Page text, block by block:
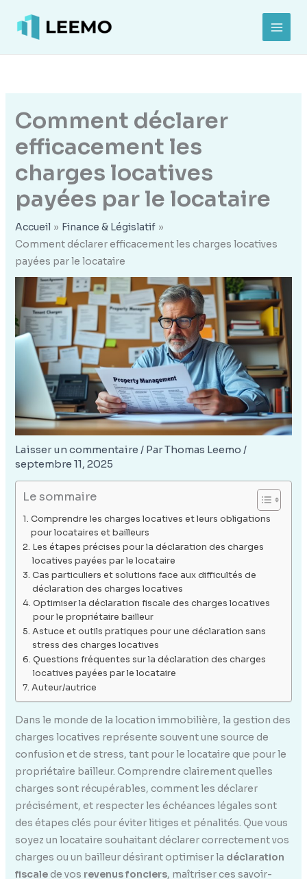
contenu
Comment déclarer
efficacement les
charges locatives
payées par le locataire
Accueil
Finance & Législatif
Comment déclarer efficacement les charges locatives
payées par le locataire
Laisser un commentaire / ParThomas Leemo /
septembre 11, 2025
Le sommaire
Comprendre les charges locatives et leurs obligations
pour locataires et bailleurs
Les étapes précises pour la déclaration des charges
locatives payées par le locataire
Cas particuliers et solutions face aux difficultés de
déclaration des charges locatives
Optimiser la déclaration fiscale des charges locatives
pour le propriétaire bailleur
Astuce et outils pratiques pour une déclaration sans
stress des charges locatives
Questions fréquentes sur la déclaration des charges
locatives payées par le locataire
Auteur/autrice
Dans le monde de la location immobilière, la gestion des
charges locatives représente souvent une source de
confusion et de stress, tant pour le locataire que pour le
propriétaire bailleur. Comprendre clairement quelles
charges sont récupérables, comment les déclarer
précisément, et respecter les échéances légales sont
des étapes clés pour éviter litiges et pénalités. Que vous
soyez un locataire souhaitant déclarer correctement vos
charges ou un bailleur désirant optimiser la déclaration
fiscalede vos revenus fonciers, maîtriser ces savoir-